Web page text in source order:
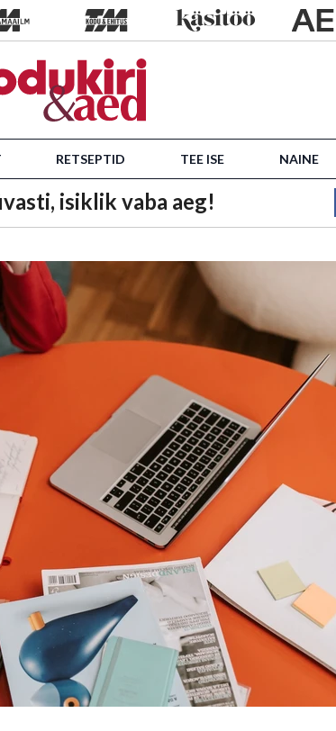
RETSEPTID TEE ISE NAINE
isiklik vaba aeg!